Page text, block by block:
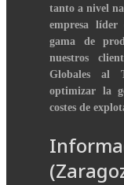
tanto a nivel
empresa líder
gama de
nuestros
Globales al
optimizar la
costes de